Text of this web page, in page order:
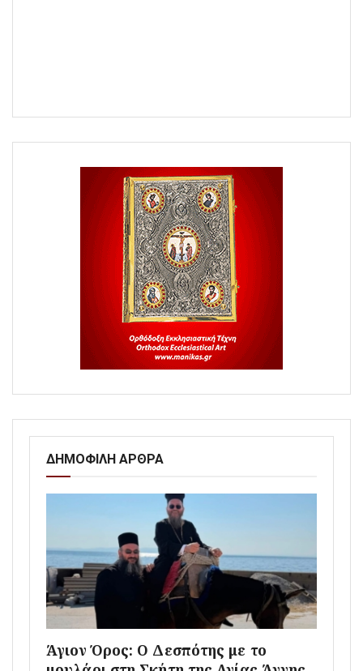
ΔΗΜΟΦΙΛΗ ΑΡΘΡΑ
Άγιον Όρος: Ο Δεσπότης με το